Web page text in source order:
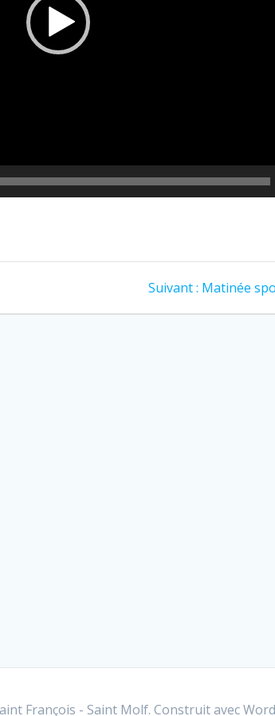
Suivant : Article
Matinée
François - Saint Molf. Construit avec